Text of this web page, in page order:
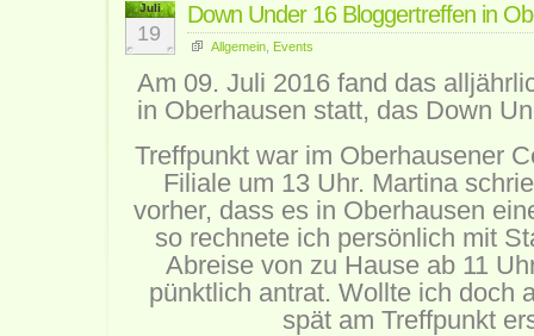
Juli
19
Down Under 16 Bloggertreffen in
Allgemein Events
Am 09. Juli 2016 fand das
in Oberhausen statt, das Down
Treffpunkt war im Oberhausener
Filiale um 13 Uhr. Martina
vorher, dass es in Oberhausen
so rechnete ich persönlich mit
Abreise von zu Hause ab 11
pünktlich antrat. Wollte ich doch
spät am Treffpunkt